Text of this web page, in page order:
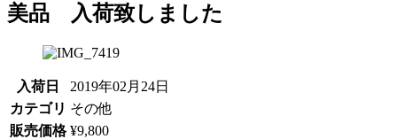
美品 入荷致しました
入荷日
2019年02月24日
カテゴリ その他
販売価格 ¥9,800